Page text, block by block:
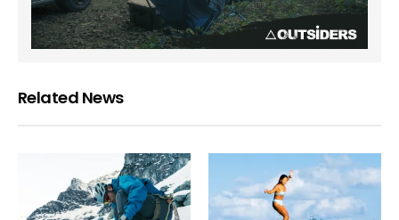
Related News